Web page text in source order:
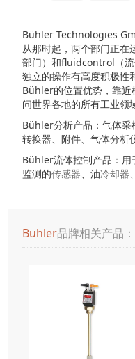
Bühler Technologies
从那时起，两个部门正
部门）和fluidcontrol（流
独立的操作有高度积极性
Bühler的位置优势，靠
问世界各地的所有工业领
Bühler分析产品：气体
转换器、附件、气体分析
Bühler流体控制产品：
监测的传感器、油冷却器
Buhler品牌相关产品：